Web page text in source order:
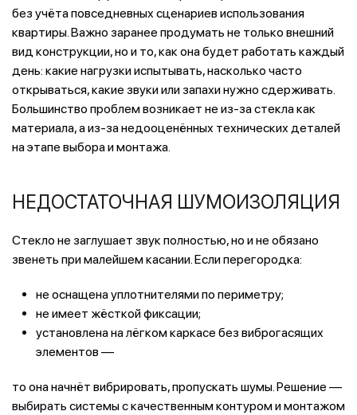
без учёта повседневных сценариев использования
квартиры. Важно заранее продумать не только внешний
вид конструкции, но и то, как она будет работать каждый
день: какие нагрузки испытывать, насколько часто
открываться, какие звуки или запахи нужно сдерживать.
Большинство проблем возникает не из‑за стекла как
материала, а из‑за недооценённых технических деталей
на этапе выбора и монтажа.
НЕДОСТАТОЧНАЯ ШУМОИЗОЛЯЦИЯ
Стекло не заглушает звук полностью, но и не обязано
звенеть при малейшем касании. Если перегородка:
не оснащена уплотнителями по периметру;
не имеет жёсткой фиксации;
установлена на лёгком каркасе без виброгасящих
элементов —
то она начнёт вибрировать, пропускать шумы. Решение —
выбирать системы с качественным контуром и монтажом